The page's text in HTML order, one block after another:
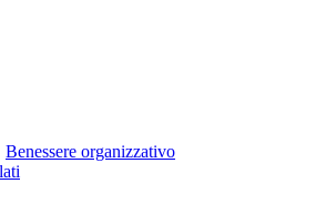
Benessere organizzativo